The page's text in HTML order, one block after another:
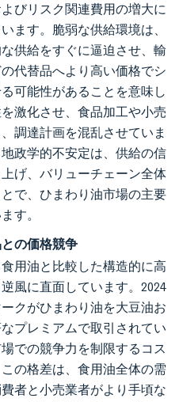
びリスク関連費用の増大に
ます。脆弱な供給環境は、
供給をすぐに逼迫させ、輸
代替品へより高い価格でシ
可能性があることを意味し
激化させ、食品加工や小売
調達計画を混乱させていま
政学的不安定は、供給の信
げ、バリューチェーン全体
で、ひまわり油市場の主要
す。
の価格競争
用油と比較した構造的に高
風に直面しています。2024
クがひまわり油を大豆油お
プレミアムで取引されてい
での競争力を制限するコス
の格差は、食用油全体の需
者と小売業者がより手頃な